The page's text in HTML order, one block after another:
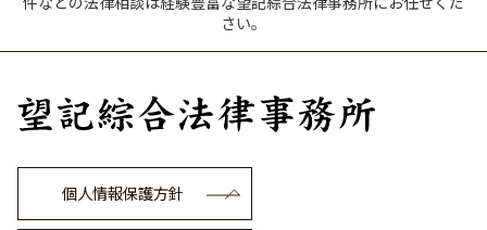
さい。
個人情報保護方針